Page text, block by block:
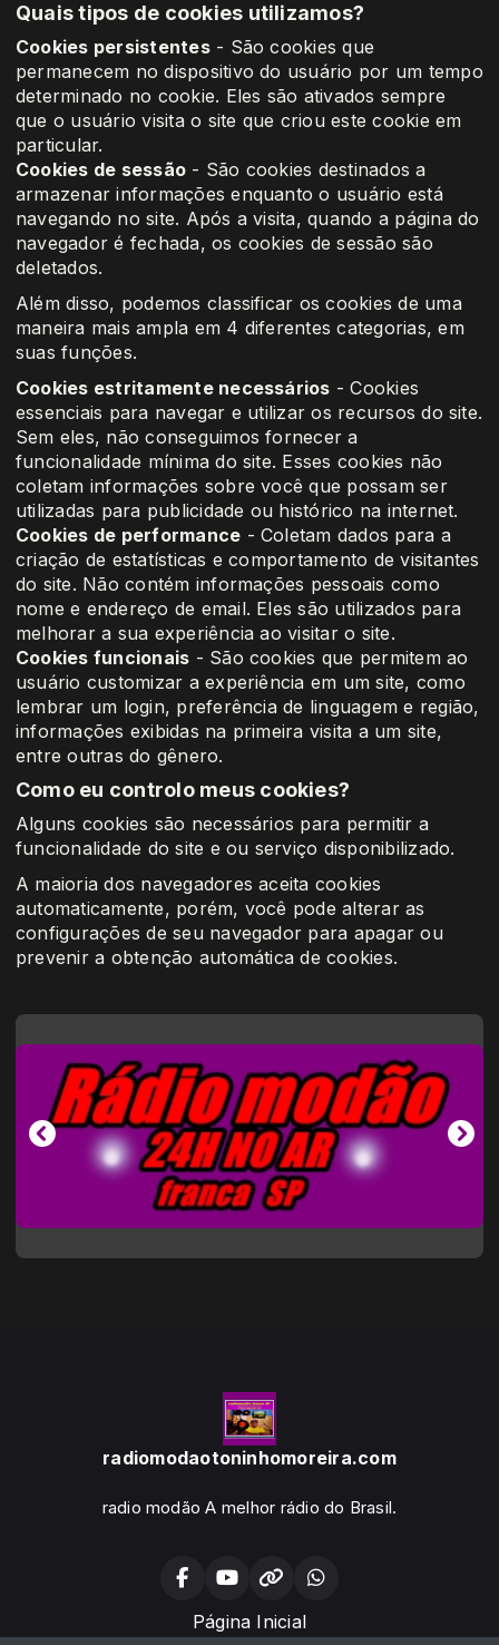
Quais tipos de cookies utilizamos?
Cookies persistentes- São cookies que
permanecem no dispositivo do usuário por um tempo
determinado no cookie. Eles são ativados sempre
que o usuário visita o site que criou este cookie em
particular.
Cookies de sessão - São cookies destinados a
armazenar informações enquanto o usuário está
navegando no site. Após a visita, quando a página do
navegador é fechada, os cookies de sessão são
deletados.
Além disso, podemos classificar os cookies de uma
maneira mais ampla em 4 diferentes categorias, em
suas funções.
Cookies estritamente necessários - Cookies
essenciais para navegar e utilizar os recursos do site.
Sem eles, não conseguimos fornecer a
funcionalidade mínima do site. Esses cookies não
coletam informações sobre você que possam ser
utilizadas para publicidade ou histórico na internet.
Cookies de performance - Coletam dados para a
criação de estatísticas e comportamento de visitantes
do site. Não contém informações pessoais como
nome e endereço de email. Eles são utilizados para
melhorar a sua experiência ao visitar o site.
Cookies funcionais - São cookies que permitem ao
usuário customizar a experiência em um site, como
lembrar um login, preferência de linguagem e região,
informações exibidas na primeira visita a um site,
entre outras do gênero.
Como eu controlo meus cookies?
Alguns cookies são necessários para permitir a
funcionalidade do site e ou serviço disponibilizado.
A maioria dos navegadores aceita cookies
automaticamente, porém, você pode alterar as
configurações de seu navegador para apagar ou
prevenir a obtenção automática de cookies.
radiomodaotoninhomoreira.com
radio modão A melhor rádio do Brasil.
Página Inicial